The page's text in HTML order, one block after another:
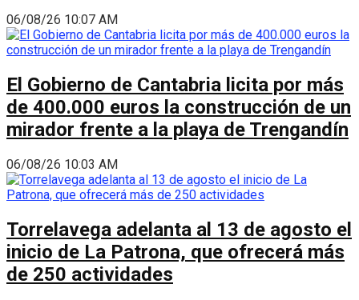
06/08/26 10:07 AM
El Gobierno de Cantabria licita por más
de 400.000 euros la construcción de un
mirador frente a la playa de Trengandín
06/08/26 10:03 AM
Torrelavega adelanta al 13 de agosto el
inicio de La Patrona, que ofrecerá más
de 250 actividades